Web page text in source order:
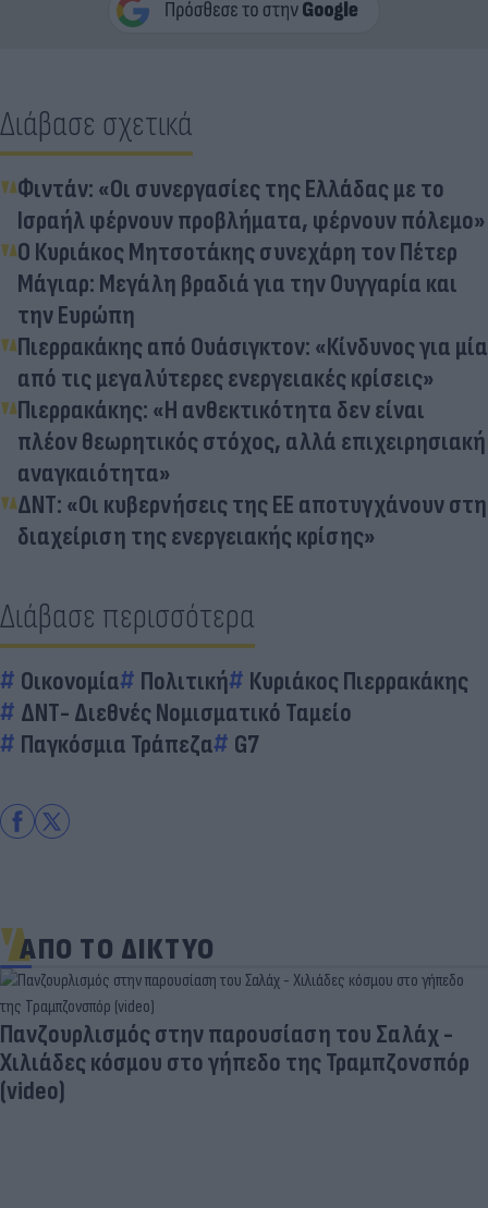
Διάβασε σχετικά
Φιντάν: «Οι συνεργασίες της Ελλάδας με το
Ισραήλ φέρνουν προβλήματα, φέρνουν πόλεμο»
Ο Κυριάκος Μητσοτάκης συνεχάρη τον Πέτερ
Μάγιαρ: Μεγάλη βραδιά για την Ουγγαρία και
την Ευρώπη
Πιερρακάκης από Ουάσιγκτον: «Κίνδυνος για μία
από τις μεγαλύτερες ενεργειακές κρίσεις»
Πιερρακάκης: «Η ανθεκτικότητα δεν είναι
πλέον θεωρητικός στόχος, αλλά επιχειρησιακή
αναγκαιότητα»
ΔΝΤ: «Οι κυβερνήσεις της ΕΕ αποτυγχάνουν στη
διαχείριση της ενεργειακής κρίσης»
Διάβασε περισσότερα
Οικονομία Πολιτική
Κυριάκος Πιερρακάκης
ΔΝΤ- Διεθνές Νομισματικό Ταμείο
Παγκόσμια Τράπεζα
G7
ΑΠΟ ΤΟ ΔΙΚΤΥΟ
Πανζουρλισμός στην παρουσίαση του Σαλάχ -
Χιλιάδες κόσμου στο γήπεδο της Τραμπζονσπόρ
(video)